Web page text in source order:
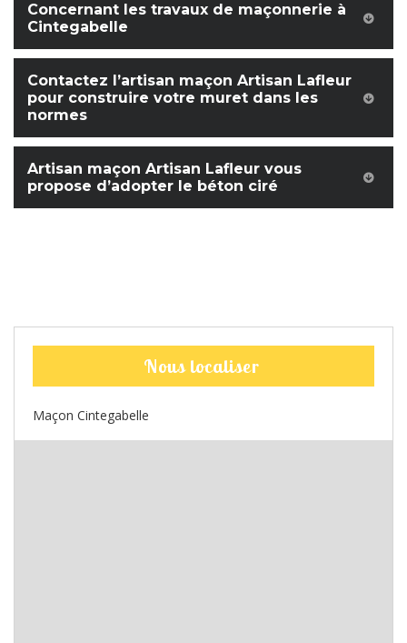
Concernant les travaux de maçonnerie à
Cintegabelle
Contactez l’artisan maçon Artisan Lafleur
pour construire votre muret dans les
normes
Artisan maçon Artisan Lafleur vous
propose d’adopter le béton ciré
Nous localiser
Maçon Cintegabelle